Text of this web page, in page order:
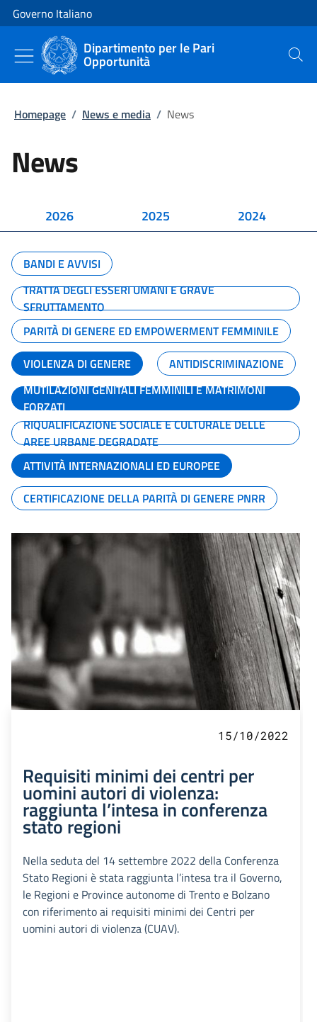
Vai al contenuto
Vai alla navigazione del sito
Governo Italiano
Dipartimento per le Pari
Opportunità Cerca
Homepage / News e media / News
News
2026 2025 2024
BANDI E AVVISI
TRATTA DEGLI ESSERI UMANI E GRAVE
SFRUTTAMENTO
PARITÀ DI GENERE ED EMPOWERMENT FEMMINILE
VIOLENZA DI GENERE
ANTIDISCRIMINAZIONE
MUTILAZIONI GENITALI FEMMINILI E MATRIMONI
FORZATI
RIQUALIFICAZIONE SOCIALE E CULTURALE DELLE
AREE URBANE DEGRADATE
ATTIVITÀ INTERNAZIONALI ED EUROPEE
CERTIFICAZIONE DELLA PARITÀ DI GENERE PNRR
15/10/2022
Requisiti minimi dei centri per
uomini autori di violenza:
raggiunta l’intesa in conferenza
stato regioni
Nella seduta del 14 settembre 2022 della Conferenza
Stato Regioni è stata raggiunta l’intesa tra il Governo,
le Regioni e Province autonome di Trento e Bolzano
con riferimento ai requisiti minimi dei Centri per
uomini autori di violenza (CUAV).